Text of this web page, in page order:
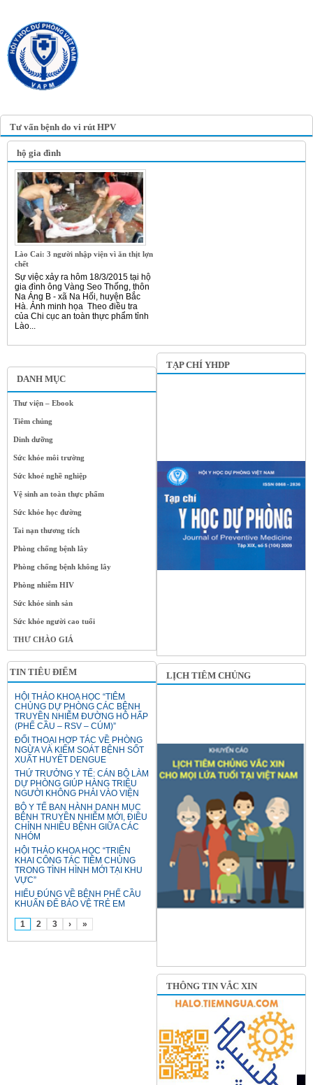
Tư vấn bệnh do vi rút HPV
DANH MỤC
Thư viện – Ebook
Tiêm chủng
Dinh dưỡng
Sức khỏe môi trường
Sức khoẻ nghề nghiệp
Vệ sinh an toàn thực phẩm
Sức khỏe học đường
Tai nạn thương tích
Phòng chống bệnh lây
Phòng chống bệnh không lây
Phòng nhiễm HIV
Sức khỏe sinh sản
Sức khỏe người cao tuổi
THƯ CHÀO GIÁ
TIN TIÊU ĐIỂM
HỘI THẢO KHOA HỌC “TIÊM
CHỦNG DỰ PHÒNG CÁC BỆNH
TRUYỀN NHIỄM ĐƯỜNG HÔ HẤP
(PHẾ CẦU – RSV – CÚM)”
ĐỐI THOẠI HỢP TÁC VỀ PHÒNG
NGỪA VÀ KIỂM SOÁT BỆNH SỐT
XUẤT HUYẾT DENGUE
THỨ TRƯỞNG Y TẾ: CÁN BỘ LÀM
DỰ PHÒNG GIÚP HÀNG TRIỆU
NGƯỜI KHÔNG PHẢI VÀO VIỆN
BỘ Y TẾ BAN HÀNH DANH MỤC
BỆNH TRUYỀN NHIỄM MỚI, ĐIỀU
CHỈNH NHIỀU BỆNH GIỮA CÁC
NHÓM
HỘI THẢO KHOA HỌC “TRIỂN
KHAI CÔNG TÁC TIÊM CHỦNG
TRONG TÌNH HÌNH MỚI TẠI KHU
VỰC”
HIỂU ĐÚNG VỀ BỆNH PHẾ CẦU
KHUẨN ĐỂ BẢO VỆ TRẺ EM
1 2 3 › »
hộ gia đình
Lào Cai: 3 người nhập viện vì ăn thịt lợn
chết
Sự việc xảy ra hôm 18/3/2015 tại hộ
gia đình ông Vàng Seo Thống, thôn
Na Áng B - xã Na Hối, huyện Bắc
Hà. Ảnh minh họa Theo điều tra
của Chi cục an toàn thực phẩm tỉnh
Lào...
TẠP CHÍ YHDP
LỊCH TIÊM CHỦNG
THÔNG TIN VẮC XIN